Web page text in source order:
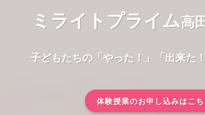
ミライトプライム高
子どもたちの「やった！」「出来た
体験授業のお申し込みはこち